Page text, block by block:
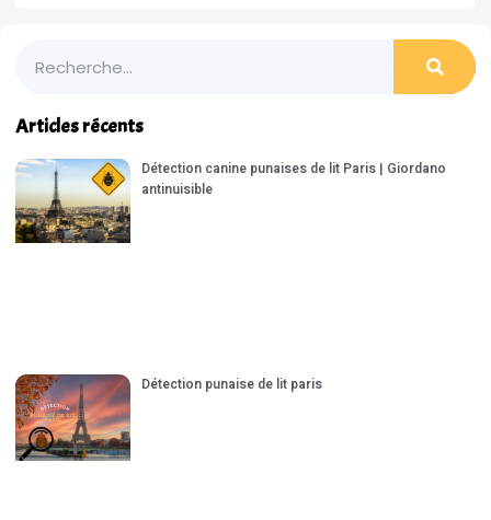
Articles récents
Détection canine punaises de lit Paris | Giordano
antinuisible
Détection punaise de lit paris